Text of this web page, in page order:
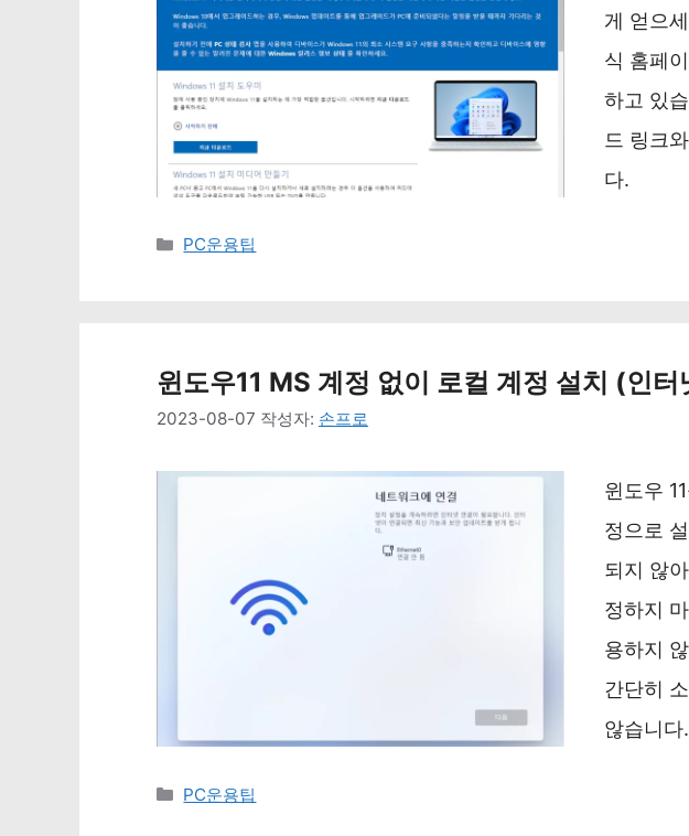
게 얻으
식 홈페
하고 있
드 링크
다.
카
PC운용팁
윈도우11 MS 계정 없이 로컬 계정 설치 (인터
2023-08-07 작성자: 손프로
윈도우
정으로
되지 않
정하지
용하지
간단히
않습니다.
카
PC운용팁